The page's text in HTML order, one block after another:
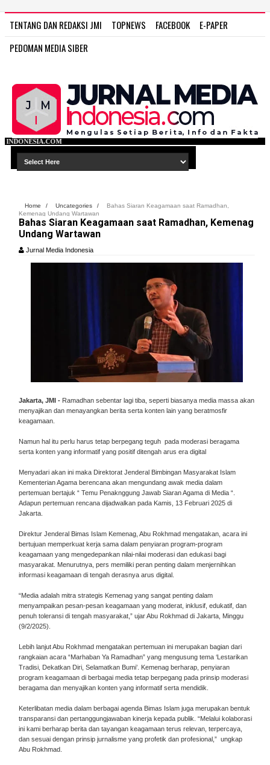
TENTANG DAN REDAKSI JMI TOPNEWS FACEBOOK
E-PAPER
PEDOMAN MEDIA SIBER
Home / Uncategories /
Bahas Siaran Keagamaan saat Ramadhan,
Kemenag Undang Wartawan
Bahas Siaran Keagamaan saat Ramadhan, Kemenag
Undang Wartawan
Jurnal Media Indonesia
Jakarta, JMI - Ramadhan sebentar lagi tiba, seperti biasanya media massa akan
menyajikan dan menayangkan berita serta konten lain yang beratmosfir
keagamaan.
Namun hal itu perlu harus tetap berpegang teguh pada moderasi beragama
serta konten yang informatif yang positif ditengah arus era digital
Menyadari akan ini maka Direktorat Jenderal Bimbingan Masyarakat Islam
Kementerian Agama berencana akan mengundang awak media dalam
pertemuan bertajuk “ Temu Penaknggung Jawab Siaran Agama di Media “.
Adapun pertemuan rencana dijadwalkan pada Kamis, 13 Februari 2025 di
Jakarta.
Direktur Jenderal Bimas Islam Kemenag, Abu Rokhmad mengatakan, acara ini
bertujuan memperkuat kerja sama dalam penyiaran program-program
keagamaan yang mengedepankan nilai-nilai moderasi dan edukasi bagi
masyarakat. Menurutnya, pers memiliki peran penting dalam menjernihkan
informasi keagamaan di tengah derasnya arus digital.
“Media adalah mitra strategis Kemenag yang sangat penting dalam
menyampaikan pesan-pesan keagamaan yang moderat, inklusif, edukatif, dan
penuh toleransi di tengah masyarakat,” ujar Abu Rokhmad di Jakarta, Minggu
(9/2/2025).
Lebih lanjut Abu Rokhmad mengatakan pertemuan ini merupakan bagian dari
rangkaian acara “Marhaban Ya Ramadhan” yang mengusung tema ‘Lestarikan
Tradisi, Dekatkan Diri, Selamatkan Bumi’. Kemenag berharap, penyiaran
program keagamaan di berbagai media tetap berpegang pada prinsip moderasi
beragama dan menyajikan konten yang informatif serta mendidik.
Keterlibatan media dalam berbagai agenda Bimas Islam juga merupakan bentuk
transparansi dan pertanggungjawaban kinerja kepada publik. “Melalui kolaborasi
ini kami berharap berita dan tayangan keagamaan terus relevan, terpercaya,
dan sesuai dengan prinsip jurnalisme yang profetik dan profesional,” ungkap
Abu Rokhmad.